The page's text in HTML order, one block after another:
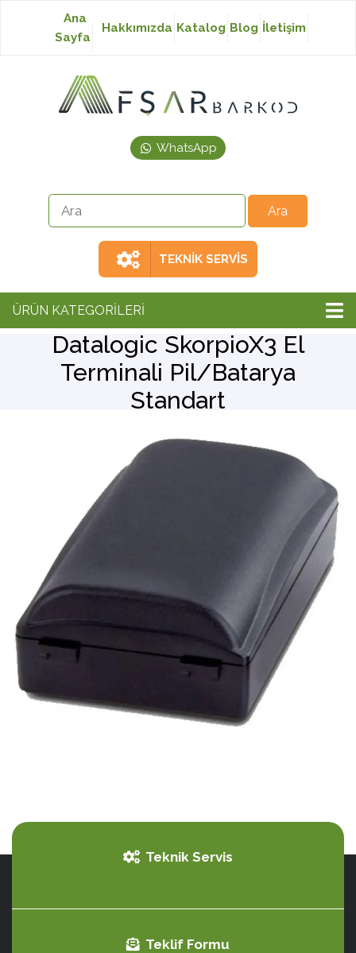
Baskısız Etiket
Japon Akmaz Yıkama
Ribon
Barkod Yazıcı
Ana
Sayfa
Hakkımızda Katalog Blog İletişim
WhatsApp
TEKNİK SERVİS
ÜRÜN KATEGORİLERİ
Datalogic SkorpioX3 El
Terminali Pil/Batarya
Standart
Teknik Servis
Teklif Formu